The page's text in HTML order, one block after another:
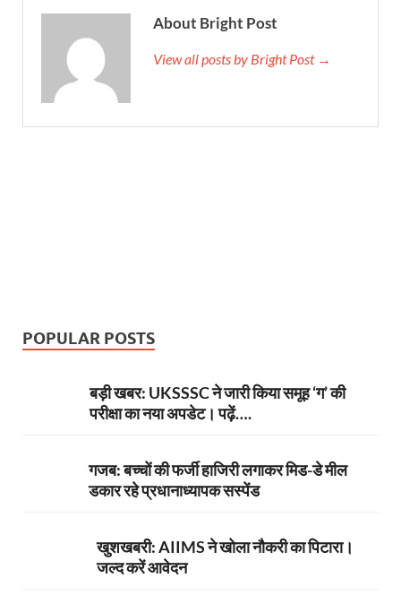
About Bright Post
View all posts by Bright Post →
POPULAR POSTS
बड़ी खबर: UKSSSC ने जारी किया समूह ‘ग’ की
परीक्षा का नया अपडेट। पढ़ें….
गजब: बच्चों की फर्जी हाजिरी लगाकर मिड-डे मील
डकार रहे प्रधानाध्यापक सस्पेंड
खुशखबरी: AIIMS ने खोला नौकरी का पिटारा।
जल्द करें आवेदन